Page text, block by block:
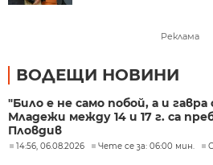
Реклама
ВОДЕЩИ НОВИНИ
"Било е не само побой, а и
Младежи между 14 и 17 г. са
Пловдив
14:56, 06.08.2026 Чете се за: 06:00 мин.